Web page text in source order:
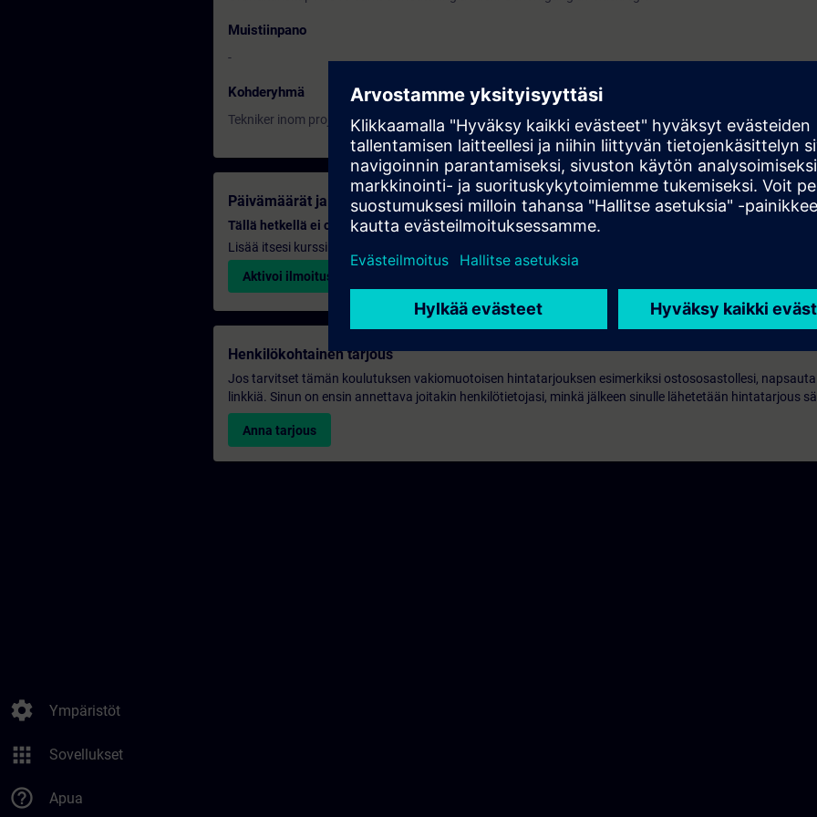
settings Ympäristöt
apps Sovellukset
help_outline Apua
Muistiinpano
-
Kohderyhmä
Tekniker inom projekt samt projektörer.
Päivämäärät ja ilmoittautuminen
Tällä hetkellä ei ole tapahtumia saatavilla.
Lisää itsesi kurssin varauslistalle, niin saat ilmoituksen, kun uusia päivämääriä tulee saataville.
Aktivoi ilmoituspalvelu
Henkilökohtainen tarjous
Jos tarvitset tämän koulutuksen vakiomuotoisen hintatarjouksen esimerkiksi ostososastollesi, napsauta
linkkiä. Sinun on ensin annettava joitakin henkilötietojasi, minkä jälkeen sinulle lähetetään hintatarjous
Anna tarjous